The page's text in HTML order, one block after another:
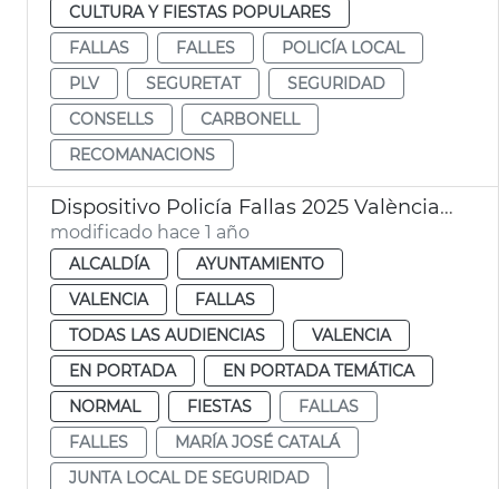
CULTURA Y FIESTAS POPULARES
FALLAS
FALLES
POLICÍA LOCAL
PLV
SEGURETAT
SEGURIDAD
CONSELLS
CARBONELL
RECOMANACIONS
Dispositivo Policía Fallas 2025 València. Junta Local de Seguridad
modificado hace 1 año
ALCALDÍA
AYUNTAMIENTO
VALENCIA
FALLAS
TODAS LAS AUDIENCIAS
VALENCIA
EN PORTADA
EN PORTADA TEMÁTICA
NORMAL
FIESTAS
FALLAS
FALLES
MARÍA JOSÉ CATALÁ
JUNTA LOCAL DE SEGURIDAD